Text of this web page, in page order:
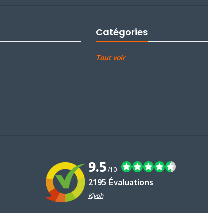
Catégories
Tout voir
9.5/10
2195 Évaluations
Kiyoh